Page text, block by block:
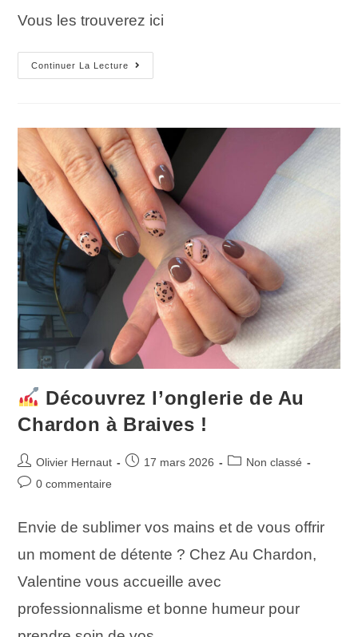
Vous les trouverez ici
Continuer La Lecture
Découvrez l’onglerie de Au
Chardon à Braives !
Olivier Hernaut 17 mars 2026
Non classé
0 commentaire
Envie de sublimer vos mains et de vous offrir
un moment de détente ? Chez Au Chardon,
Valentine vous accueille avec
professionnalisme et bonne humeur pour